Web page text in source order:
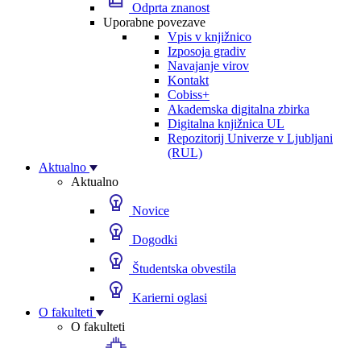
Odprta znanost
Uporabne povezave
Vpis v knjižnico
Izposoja gradiv
Navajanje virov
Kontakt
Cobiss+
Akademska digitalna zbirka
Digitalna knjižnica UL
Repozitorij Univerze v Ljubljani
(RUL)
Aktualno
Aktualno
Novice
Dogodki
Študentska obvestila
Karierni oglasi
O fakulteti
O fakulteti